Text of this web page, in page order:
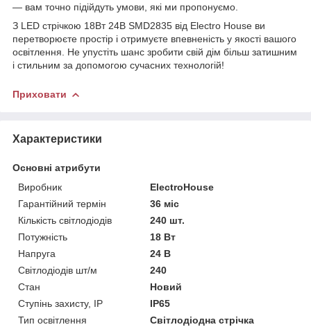
— вам точно підійдуть умови, які ми пропонуємо.
З LED стрічкою 18Вт 24В SMD2835 від Electro House ви
перетворюєте простір і отримуєте впевненість у якості вашого
освітлення. Не упустіть шанс зробити свій дім більш затишним
і стильним за допомогою сучасних технологій!
Приховати
Характеристики
Основні атрибути
Виробник
ElectroHouse
Гарантійний термін
36 міс
Кількість світлодіодів
240 шт.
Потужність
18 Вт
Напруга
24 В
Світлодіодів шт/м
240
Стан
Новий
Ступінь захисту, IP
IP65
Тип освітлення
Світлодіодна стрічка